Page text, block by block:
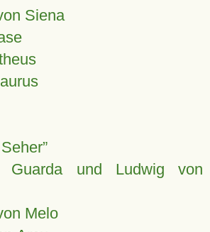
Siena
Guarda und Ludwig von
Melo